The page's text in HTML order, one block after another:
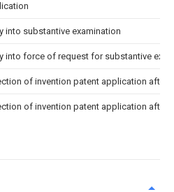
into substantive examination
into force of request for substantive
of invention patent application after
of invention patent application after